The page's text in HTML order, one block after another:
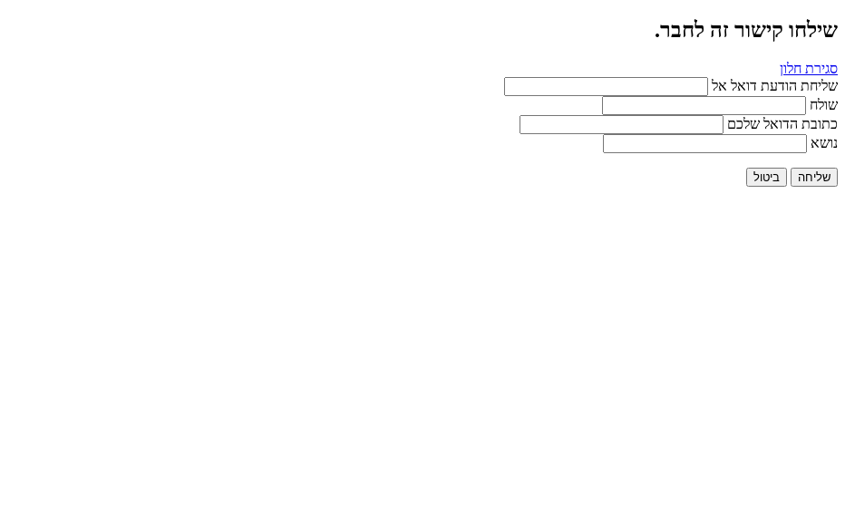
שילחו קישור זה לחבר.
סגירת חלון
שליחת הודעת דואל אל
שולח
כתובת הדואל שלכם
נושא
שליחה ביטול